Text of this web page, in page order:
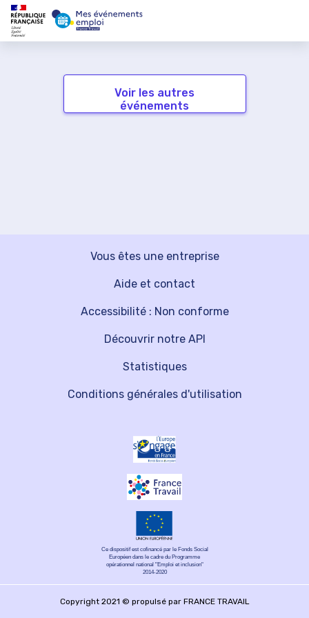
Voir les autres
événements
Vous êtes une entreprise
Découvrir notre API
Aide et contact
Statistiques
Accessibilité : Non conforme
Conditions générales d'utilisation
Ce dispositif est cofinancé par le Fonds Social
Européen dans le cadre du Programme
opérationnel national "Emploi et inclusion"
2014-2020
Copyright 2021 © propulsé par FRANCE TRAVAIL